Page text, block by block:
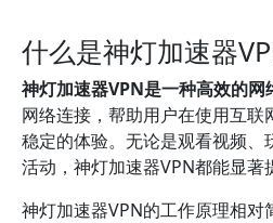
什么是神灯加速器
神灯加速器VPN是一种高效的网
网络连接，帮助用户在使用互联
稳定的体验。无论是观看视频、
活动，神灯加速器VPN都能显著
神灯加速器VPN的工作原理相对